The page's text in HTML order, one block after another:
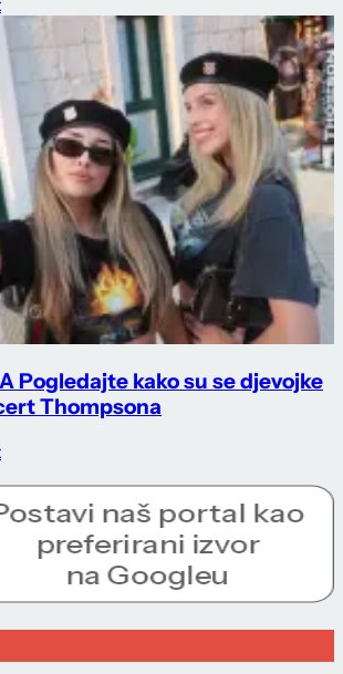
Pogledajte kako su se djevojke
Thompsona